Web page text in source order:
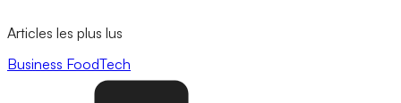
Articles les plus lus
Business FoodTech